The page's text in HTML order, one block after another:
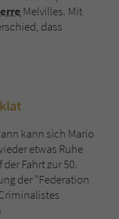
Melvilles. Mit
dass
kann sich Mario
etwas Ruhe
Fahrt zur 50.
der "Federation